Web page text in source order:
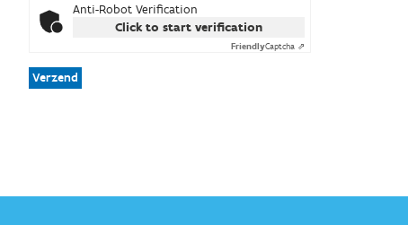
Anti-Robot Verification
Click to start verification
FriendlyCaptcha ⇗
Verzend